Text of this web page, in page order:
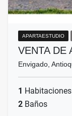
APARTAESTUDIO
VENTA DE
Envigado,
1 Habitaciones
2 Baños